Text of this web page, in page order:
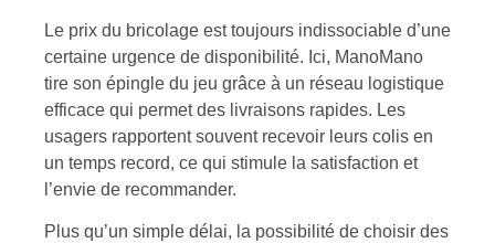
Le prix du bricolage est toujours indissociable d’une
certaine urgence de disponibilité. Ici, ManoMano
tire son épingle du jeu grâce à un réseau logistique
efficace qui permet des livraisons rapides. Les
usagers rapportent souvent recevoir leurs colis en
un temps record, ce qui stimule la satisfaction et
l’envie de recommander.
Plus qu’un simple délai, la possibilité de choisir des